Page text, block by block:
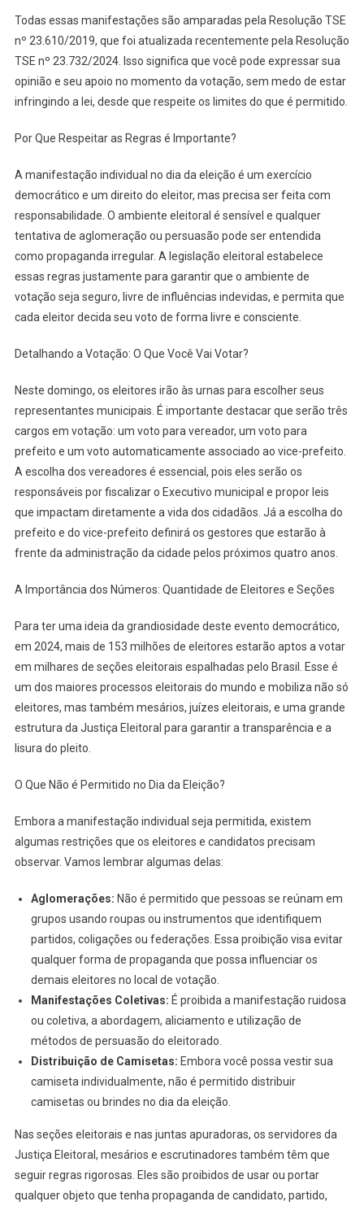
Todas essas manifestações são amparadas pela Resolução TSE
nº 23.610/2019, que foi atualizada recentemente pela Resolução
TSE nº 23.732/2024. Isso significa que você pode expressar sua
opinião e seu apoio no momento da votação, sem medo de estar
infringindo a lei, desde que respeite os limites do que é permitido.
Por Que Respeitar as Regras é Importante?
A manifestação individual no dia da eleição é um exercício
democrático e um direito do eleitor, mas precisa ser feita com
responsabilidade. O ambiente eleitoral é sensível e qualquer
tentativa de aglomeração ou persuasão pode ser entendida
como propaganda irregular. A legislação eleitoral estabelece
essas regras justamente para garantir que o ambiente de
votação seja seguro, livre de influências indevidas, e permita que
cada eleitor decida seu voto de forma livre e consciente.
Detalhando a Votação: O Que Você Vai Votar?
Neste domingo, os eleitores irão às urnas para escolher seus
representantes municipais. É importante destacar que serão três
cargos em votação: um voto para vereador, um voto para
prefeito e um voto automaticamente associado ao vice-prefeito.
A escolha dos vereadores é essencial, pois eles serão os
responsáveis por fiscalizar o Executivo municipal e propor leis
que impactam diretamente a vida dos cidadãos. Já a escolha do
prefeito e do vice-prefeito definirá os gestores que estarão à
frente da administração da cidade pelos próximos quatro anos.
A Importância dos Números: Quantidade de Eleitores e Seções
Para ter uma ideia da grandiosidade deste evento democrático,
em 2024, mais de 153 milhões de eleitores estarão aptos a votar
em milhares de seções eleitorais espalhadas pelo Brasil. Esse é
um dos maiores processos eleitorais do mundo e mobiliza não só
eleitores, mas também mesários, juízes eleitorais, e uma grande
estrutura da Justiça Eleitoral para garantir a transparência e a
lisura do pleito.
O Que Não é Permitido no Dia da Eleição?
Embora a manifestação individual seja permitida, existem
algumas restrições que os eleitores e candidatos precisam
observar. Vamos lembrar algumas delas:
Aglomerações: Não é permitido que pessoas se reúnam em
grupos usando roupas ou instrumentos que identifiquem
partidos, coligações ou federações. Essa proibição visa evitar
qualquer forma de propaganda que possa influenciar os
demais eleitores no local de votação.
Manifestações Coletivas: É proibida a manifestação ruidosa
ou coletiva, a abordagem, aliciamento e utilização de
métodos de persuasão do eleitorado.
Distribuição de Camisetas: Embora você possa vestir sua
camiseta individualmente, não é permitido distribuir
camisetas ou brindes no dia da eleição.
Nas seções eleitorais e nas juntas apuradoras, os servidores da
Justiça Eleitoral, mesários e escrutinadores também têm que
seguir regras rigorosas. Eles são proibidos de usar ou portar
qualquer objeto que tenha propaganda de candidato, partido,